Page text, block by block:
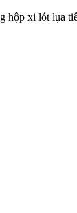
xi lót lụa